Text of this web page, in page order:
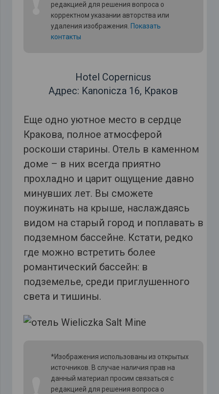
редакцией для решения вопроса о
корректном указании авторства или
удаления изображения. Показать
контакты
Hotel Copernicus
Адрес: Kanonicza 16, Краков
Еще одно уютное место в сердце
Кракова, полное атмосферой
роскоши старины. Отель в каменном
доме – в них всегда приятно
прохладно и царит ощущение давно
минувших лет. Вы сможете
поужинать на крыше, наслаждаясь
видом на старый город и поплавать в
подземном бассейне. Кстати, редко
где можно встретить более
романтический бассейн: в
подземелье, среди приглушенного
света и тишины.
*Изображения использованы из открытых
источников. В случае наличия прав на
данный материал просим связаться с
редакцией для решения вопроса о